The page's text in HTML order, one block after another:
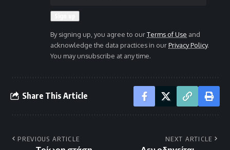
By signing up, you agree to ourTerms of Use and
acknowledge the data practices in ourPrivacy Policy.
You may unsubscribe at any time.
Share This Article
PREVIOUS ARTICLE NEXT ARTICLE